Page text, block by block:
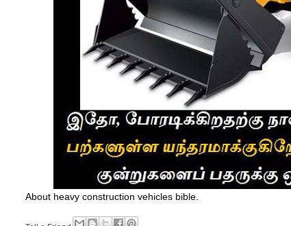
About heavy construction vehicles bible.